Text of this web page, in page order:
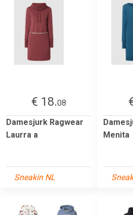
€ 18.08
Damesjurk Ragwear
Laurra a
Sneakin NL
Menita